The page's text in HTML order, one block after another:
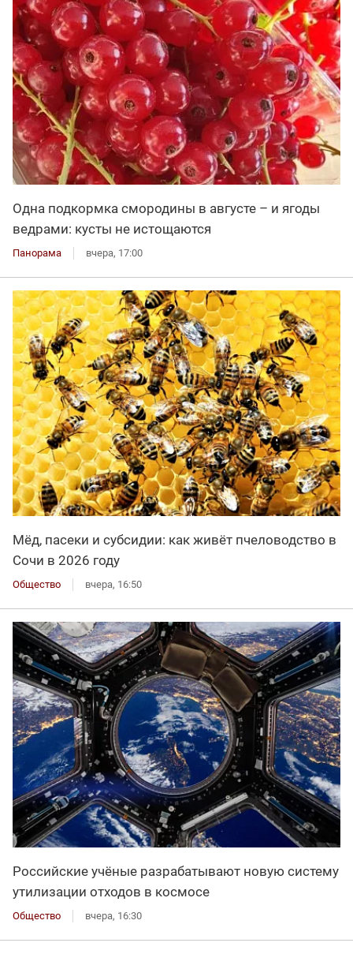
Одна подкормка смородины в августе – и ягоды
ведрами: кусты не истощаются
Панорама вчера, 17:00
Мёд, пасеки и субсидии: как живёт пчеловодство в
Сочи в 2026 году
Общество вчера, 16:50
Российские учёные разрабатывают новую систему
утилизации отходов в космосе
Общество вчера, 16:30